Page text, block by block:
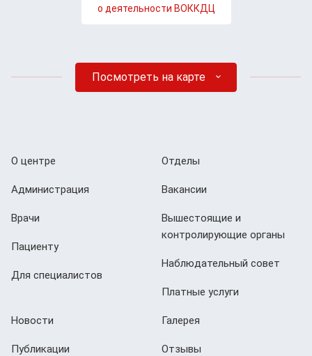
о деятельности ВОККДЦ
Посмотреть на карте
О центре
Администрация
Врачи
Пациенту
Для специалистов
Отделы
Вакансии
Вышестоящие и
контролирующие органы
Наблюдательный совет
Платные услуги
Новости
Публикации
Галерея
Отзывы